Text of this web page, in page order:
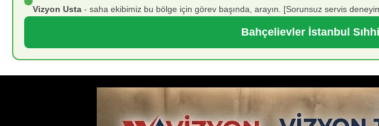
Vizyon Usta - saha ekibimiz bu bölge için görev başında, arayın. [Sorunsuz servis
Bahçelievler İstanbul